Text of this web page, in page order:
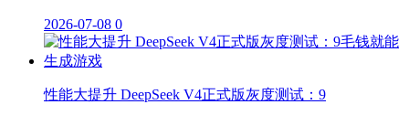
2026-07-08 0
性能大提升 DeepSeek V4正式版灰度测试：9